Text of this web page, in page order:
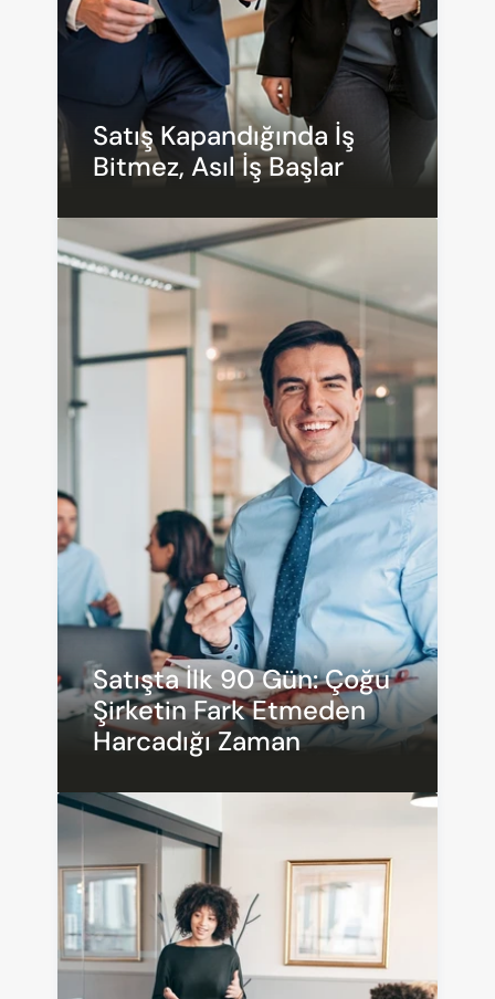
Satış Kapandığında İş
Bitmez, Asıl İş Başlar
Satışta İlk 90 Gün: Çoğu
Şirketin Fark Etmeden
Harcadığı Zaman